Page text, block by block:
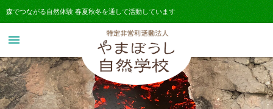
森でつながる自然体験 春夏秋冬を通して活動しています
menu